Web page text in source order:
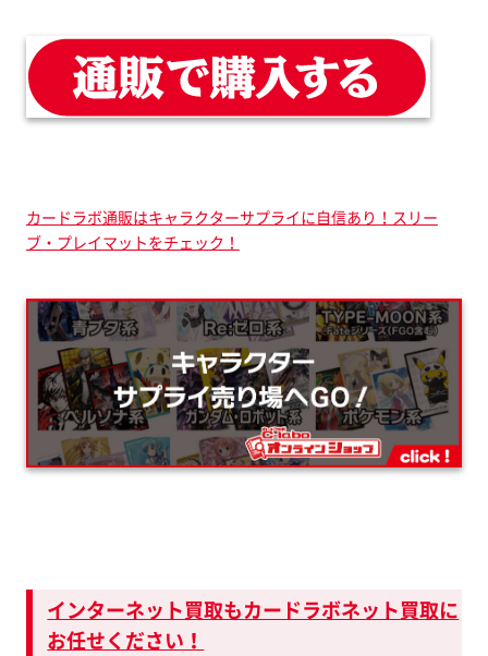
カードラボ通販はキャラクターサプライに自信あり！スリー
ブ・プレイマットをチェック！
インターネット買取もカードラボネット買取に
お任せください！